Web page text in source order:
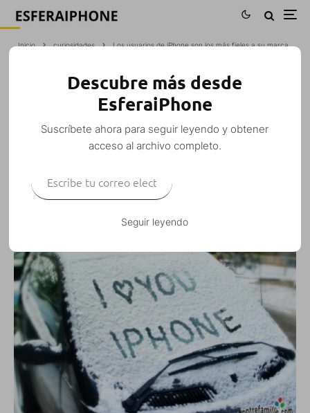
Inicio curiosidades Los usuarios de iPhone son los más fieles a su marca
LOS USUARIOS DE IPHONE SON LOS
MÁS FIELES A SU MARCA
Yolanda Luque Loste · curiosidades iPhone · 28 noviembre, 2011
1 Minuto de lectura
Descubre más desde
EsferaiPhone
Suscríbete ahora para seguir leyendo y obtener
acceso al archivo completo.
Seguir leyendo